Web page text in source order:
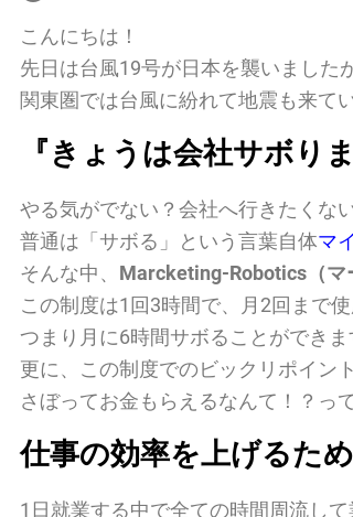
こんにちは！
先日は台風19号が日本を襲いました
関東圏では台風に紛れて地震も来て
『きょうは会社サボり
やる気がでない？会社へ行きたくな
普通は「サボる」という言葉自体マ
そんな中、 Marcketing-Robotics（マ
この制度は1回3時間で、月2回まで使
つまり月に6時間サボることができま
更に、この制度でのビックリポイント
さぼってお金もらえるなんて！？っ
仕事の効率を上げるため
1日就業する中で全ての時間周流し